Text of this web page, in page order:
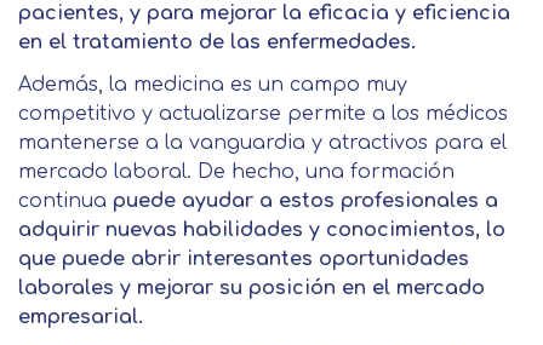
pacientes, y para mejorar la eficacia y eficiencia
en el tratamiento de las enfermedades.
Además, la medicina es un campo muy
competitivo y actualizarse permite a los médicos
mantenerse a la vanguardia y atractivos para el
mercado laboral. De hecho, una formación
continua puede ayudar a estos profesionales a
adquirir nuevas habilidades y conocimientos, lo
que puede abrir interesantes oportunidades
laborales y mejorar su posición en el mercado
empresarial.